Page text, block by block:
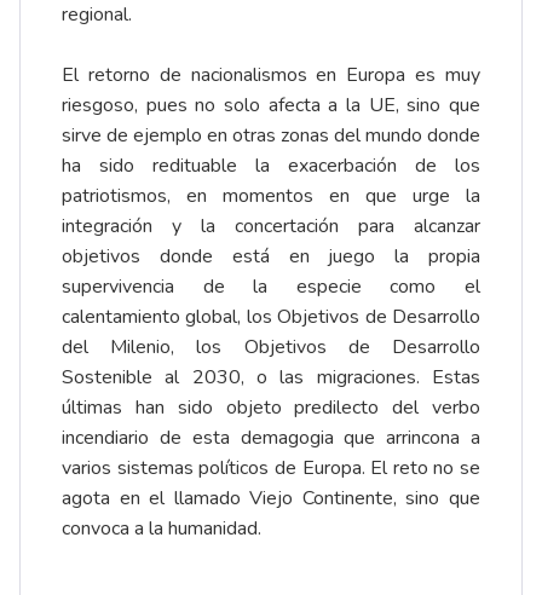
regional.
El retorno de nacionalismos en Europa es muy
riesgoso, pues no solo afecta a la UE, sino que
sirve de ejemplo en otras zonas del mundo donde
ha sido redituable la exacerbación de los
patriotismos, en momentos en que urge la
integración y la concertación para alcanzar
objetivos donde está en juego la propia
supervivencia de la especie como el
calentamiento global, los Objetivos de Desarrollo
del Milenio, los Objetivos de Desarrollo
Sostenible al 2030, o las migraciones. Estas
últimas han sido objeto predilecto del verbo
incendiario de esta demagogia que arrincona a
varios sistemas políticos de Europa. El reto no se
agota en el llamado Viejo Continente, sino que
convoca a la humanidad.